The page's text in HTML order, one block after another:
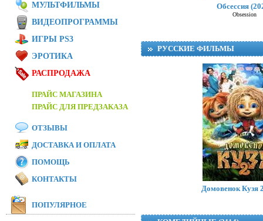
Обсессия
Obsession
Модная братва
I Love Boosters
РУССКИЕ ФИЛЬМЫ
Домовенок Кузя
МУЛЬТФИЛЬМЫ
ВИДЕОПРОГРАММЫ
ИГРЫ PS3
ЭРОТИКА
РАСПРОДАЖА
ПРАЙС МАГАЗИНА
ПРАЙС ДЛЯ ПРЕДЗАКАЗА
ОТЗЫВЫ
ДОСТАВКА И ОПЛАТА
ПОМОЩЬ
КОНТАКТЫ
ПОПУЛЯРНОЕ